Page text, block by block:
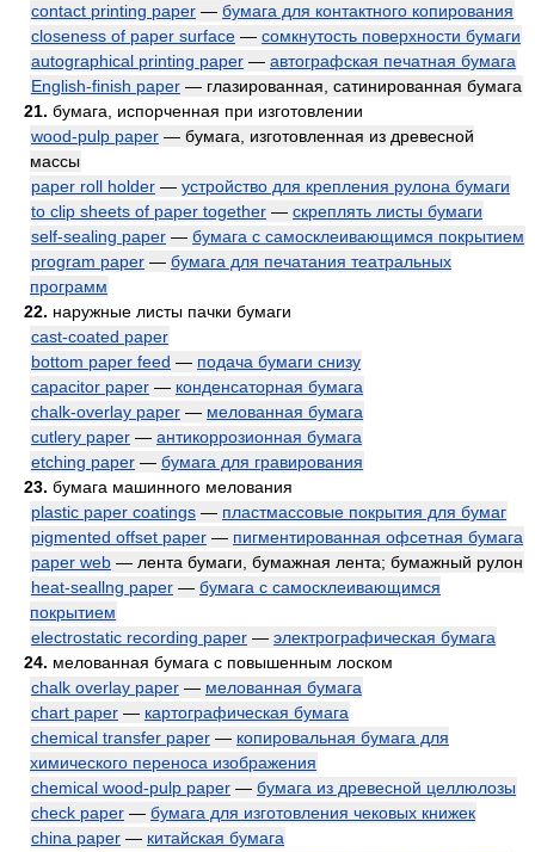
contact printing paper — бумага для контактного копирования
closeness of paper surface — сомкнутость поверхности бумаги
autographical printing paper — автографская печатная бумага
English-finish paper — глазированная, сатинированная бумага
21. бумага, испорченная при изготовлении
wood-pulp paper — бумага, изготовленная из древесной
массы
paper roll holder — устройство для крепления рулона бумаги
to clip sheets of paper together — скреплять листы бумаги
self-sealing paper — бумага с самосклеивающимся покрытием
program paper — бумага для печатания театральных
программ
22. наружные листы пачки бумаги
cast-coated paper
bottom paper feed — подача бумаги снизу
capacitor paper — конденсаторная бумага
chalk-overlay paper — мелованная бумага
cutlery paper — антикоррозионная бумага
etching paper — бумага для гравирования
23. бумага машинного мелования
plastic paper coatings — пластмассовые покрытия для бумаг
pigmented offset paper — пигментированная офсетная бумага
paper web — лента бумаги, бумажная лента; бумажный рулон
heat-seallng paper — бумага с самосклеивающимся
покрытием
electrostatic recording paper — электрографическая бумага
24. мелованная бумага с повышенным лоском
chalk overlay paper — мелованная бумага
chart paper — картографическая бумага
chemical transfer paper — копировальная бумага для
химического переноса изображения
chemical wood-pulp paper — бумага из древесной целлюлозы
check paper — бумага для изготовления чековых книжек
china paper — китайская бумага